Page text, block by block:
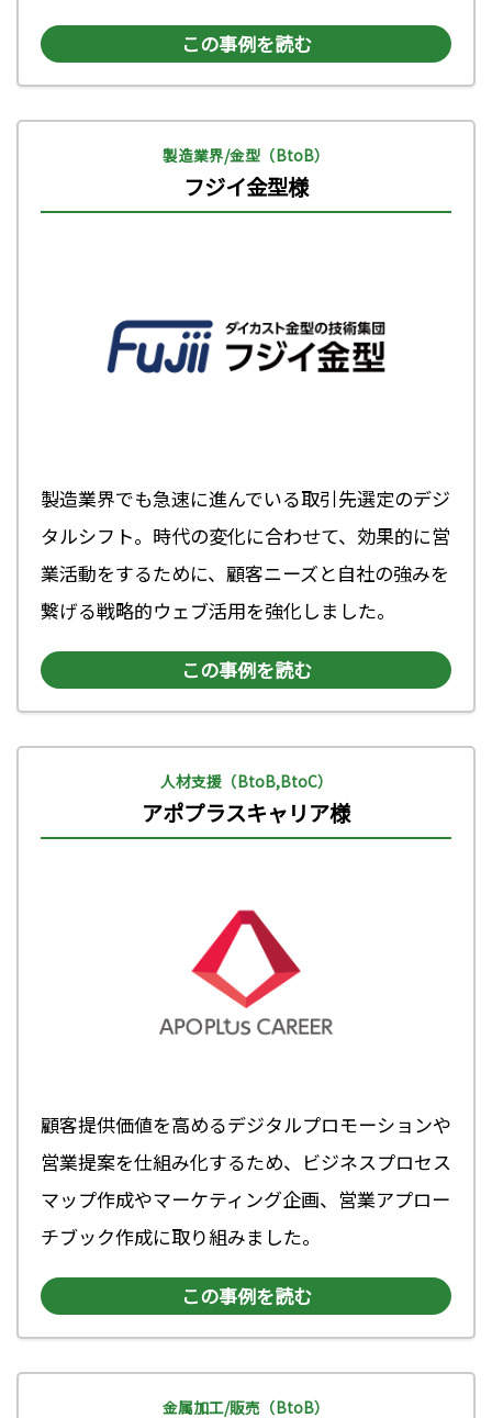
この事例を読む
製造業界/金型（BtoB）
フジイ金型様
製造業界でも急速に進んでいる取引先選定のデジ
タルシフト。時代の変化に合わせて、効果的に営
業活動をするために、顧客ニーズと自社の強みを
繋げる戦略的ウェブ活用を強化しました。
この事例を読む
人材支援（BtoB,BtoC）
アポプラスキャリア様
顧客提供価値を高めるデジタルプロモーションや
営業提案を仕組み化するため、ビジネスプロセス
マップ作成やマーケティング企画、営業アプロー
チブック作成に取り組みました。
この事例を読む
金属加工/販売（BtoB）